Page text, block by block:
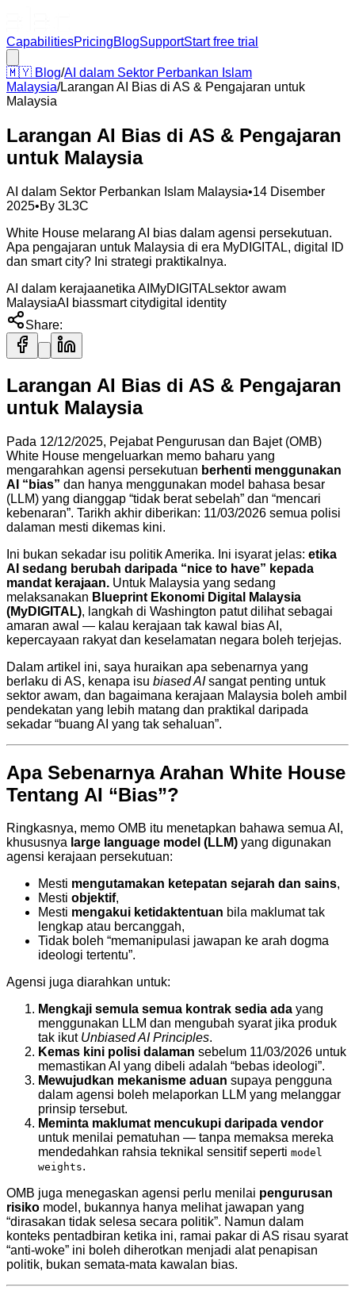
CapabilitiesPricingBlogSupportStart free trial
🇲🇾 Blog/AI dalam Sektor Perbankan Islam
Malaysia/Larangan AI Bias di AS & Pengajaran untuk
Malaysia
Larangan AI Bias di AS & Pengajaran
untuk Malaysia
AI dalam Sektor Perbankan Islam Malaysia•14 Disember
2025•By 3L3C
White House melarang AI bias dalam agensi persekutuan.
Apa pengajaran untuk Malaysia di era MyDIGITAL, digital ID
dan smart city? Ini strategi praktikalnya.
AI dalam kerajaanetika AI MyDIGITALsektor awam
MalaysiaAI biassmart citydigital identity
Share:
Larangan AI Bias di AS & Pengajaran
untuk Malaysia
Pada 12/12/2025, Pejabat Pengurusan dan Bajet (OMB)
White House mengeluarkan memo baharu yang
mengarahkan agensi persekutuan berhenti menggunakan
AI “bias” dan hanya menggunakan model bahasa besar
(LLM) yang dianggap “tidak berat sebelah” dan “mencari
kebenaran”. Tarikh akhir diberikan: 11/03/2026 semua polisi
dalaman mesti dikemas kini.
Ini bukan sekadar isu politik Amerika. Ini isyarat jelas: etika
AI sedang berubah daripada “nice to have” kepada
mandat kerajaan. Untuk Malaysia yang sedang
melaksanakan Blueprint Ekonomi Digital Malaysia
(MyDIGITAL), langkah di Washington patut dilihat sebagai
amaran awal — kalau kerajaan tak kawal bias AI,
kepercayaan rakyat dan keselamatan negara boleh terjejas.
Dalam artikel ini, saya huraikan apa sebenarnya yang
berlaku di AS, kenapa isu biased AIsangat penting untuk
sektor awam, dan bagaimana kerajaan Malaysia boleh ambil
pendekatan yang lebih matang dan praktikal daripada
sekadar “buang AI yang tak sehaluan”.
Apa Sebenarnya Arahan White House
Tentang AI “Bias”?
Ringkasnya, memo OMB itu menetapkan bahawa semua AI,
khususnya large language model (LLM) yang digunakan
agensi kerajaan persekutuan:
Mesti mengutamakan ketepatan sejarah dan sains,
Mesti objektif,
Mesti mengakui ketidaktentuan bila maklumat tak
lengkap atau bercanggah,
Tidak boleh “memanipulasi jawapan ke arah dogma
ideologi tertentu”.
Agensi juga diarahkan untuk:
Mengkaji semula semua kontrak sedia ada yang
menggunakan LLM dan mengubah syarat jika produk
tak ikut Unbiased AI Principles.
Kemas kini polisi dalaman sebelum 11/03/2026 untuk
memastikan AI yang dibeli adalah “bebas ideologi”.
Mewujudkan mekanisme aduan supaya pengguna
dalam agensi boleh melaporkan LLM yang melanggar
prinsip tersebut.
Meminta maklumat mencukupi daripada vendor
untuk menilai pematuhan — tanpa memaksa mereka
mendedahkan rahsia teknikal sensitif seperti model
weights.
OMB juga menegaskan agensi perlu menilai pengurusan
risiko model, bukannya hanya melihat jawapan yang
“dirasakan tidak selesa secara politik”. Namun dalam
konteks pentadbiran ketika ini, ramai pakar di AS risau syarat
“anti-woke” ini boleh diherotkan menjadi alat penapisan
politik, bukan semata-mata kawalan bias.